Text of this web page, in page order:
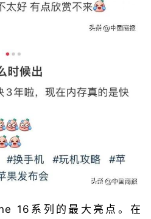
16系列的最大亮点。在